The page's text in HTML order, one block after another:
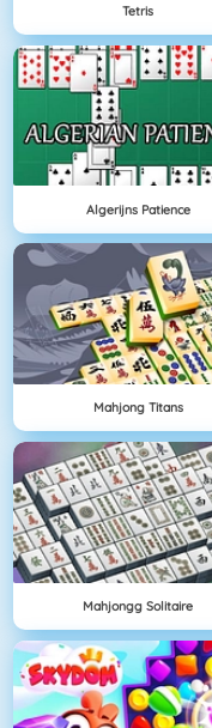
Tetris
Algerijns Patience
Mahjong Titans
Mahjongg Solitaire